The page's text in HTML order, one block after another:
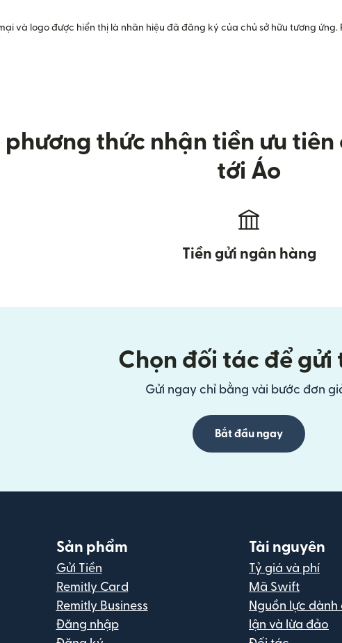
và logo được hiển thị là nhãn hiệu đã đăng ký của chủ sở hữu tương
phương thức nhận tiền ưu
tới Áo
Tiền gửi ngân hàng
Chọn đối tác để gửi
Gửi ngay chỉ bằng vài bước đơn
Bắt đầu ngay
Sản phẩm
Gửi Tiền
Remitly Card
Remitly Business
Đăng nhập
Tài nguyên
Tỷ giá và phí
Mã Swift
Nguồn lực
lận và lừa đảo